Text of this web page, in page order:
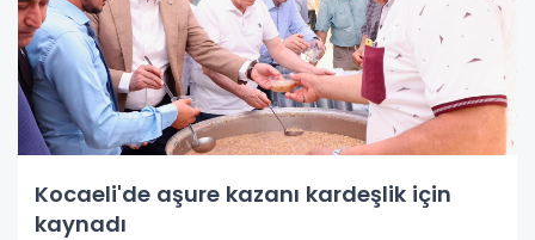
Kocaeli'de aşure kazanı kardeşlik için
kaynadı